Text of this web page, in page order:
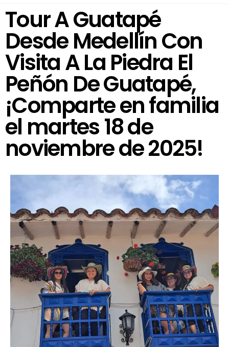
Tour A Guatapé
Desde Medellín Con
Visita A La Piedra El
Peñón De Guatapé,
¡Comparte en familia
el martes 18 de
noviembre de 2025!